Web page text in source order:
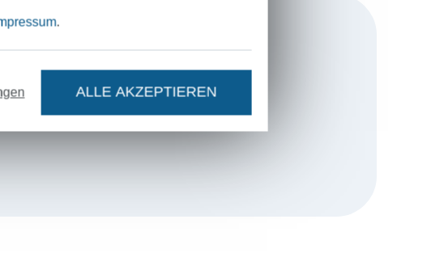
Mama eines Sohnes.
mir bereits in die
und in
.
ALLE AKZEPTIEREN